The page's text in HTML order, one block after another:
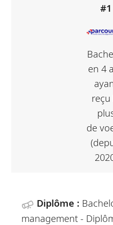
#1
en 4
reçu
de
Diplôme :
management -